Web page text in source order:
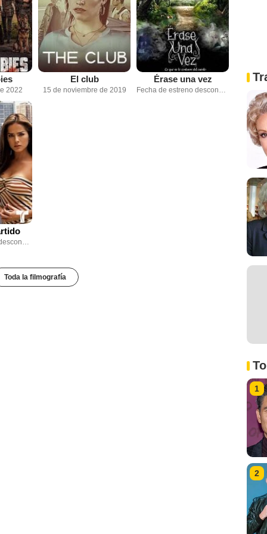
2022
El club
15 de noviembre de 2019
Érase una vez
Fecha de estreno desconocida
Fecha de estreno desconocida
Toda la filmografía
1
2